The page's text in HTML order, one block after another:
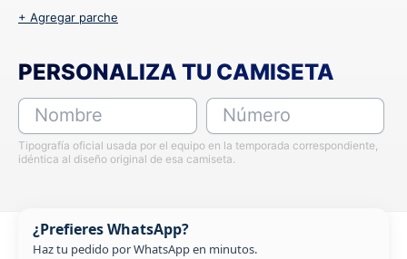
+ Agregar parche
PERSONALIZA TU CAMISETA
Nombre Número
Tipografía oficial usada por el equipo en la temporada correspondiente,
idéntica al diseño original de esa camiseta.
¿Prefieres WhatsApp?
Haz tu pedido por WhatsApp en minutos.